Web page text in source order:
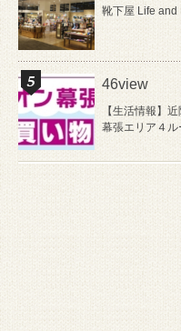
靴下屋 Life and
46view
【生活情報】
幕張エリア４ル